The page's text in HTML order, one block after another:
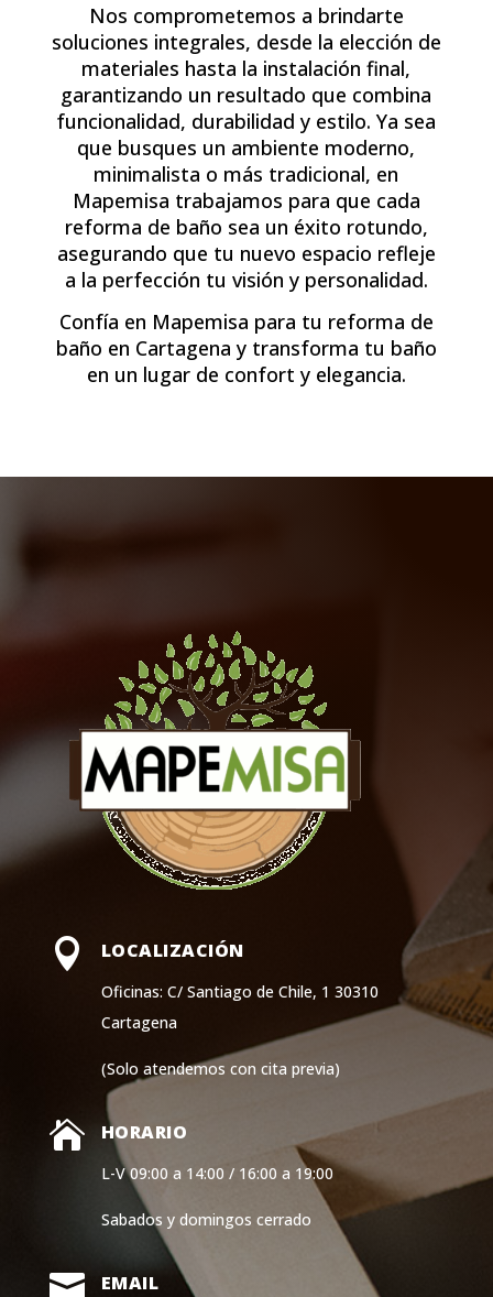
Nos comprometemos a brindarte
soluciones integrales, desde la elección de
materiales hasta la instalación final,
garantizando un resultado que combina
funcionalidad, durabilidad y estilo. Ya sea
que busques un ambiente moderno,
minimalista o más tradicional, en
Mapemisa trabajamos para que cada
reforma de baño sea un éxito rotundo,
asegurando que tu nuevo espacio refleje
a la perfección tu visión y personalidad.
Confía en Mapemisa para tu reforma de
baño en Cartagena y transforma tu baño
en un lugar de confort y elegancia.
 LOCALIZACIÓN
Oficinas: C/ Santiago de Chile, 1 30310
Cartagena
(Solo atendemos con cita previa)
 HORARIO
L-V 09:00 a 14:00 / 16:00 a 19:00
Sabados y domingos cerrado
 EMAIL